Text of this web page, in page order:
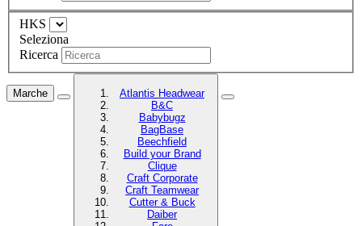
HKS
Seleziona
Ricerca
Marche
Atlantis Headwear
B&C
Babybugz
BagBase
Beechfield
Build your Brand
Clique
Craft Corporate
Craft Teamwear
Cutter & Buck
Daiber